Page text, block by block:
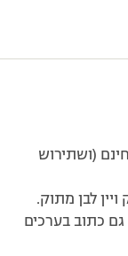
בשבוע חינם (ושתירוש
לבן מתוק.
כתוב בערכים